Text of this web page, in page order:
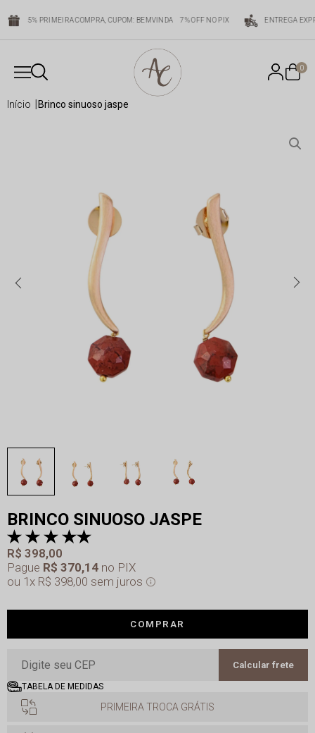
5% PRIMEIRA COMPRA, CUPOM: BEMVINDA 7% OFF NO PIX ENTREGA
0
início brinco sinuoso jaspe
BRINCO SINUOSO JASPE
Pague R$ 370,14no PIX
R$ 398,00
1x R$ 398,00 sem juros
COMPRAR
Calcular frete
TABELA DE MEDIDAS
PRIMEIRA TROCA GRÁTIS